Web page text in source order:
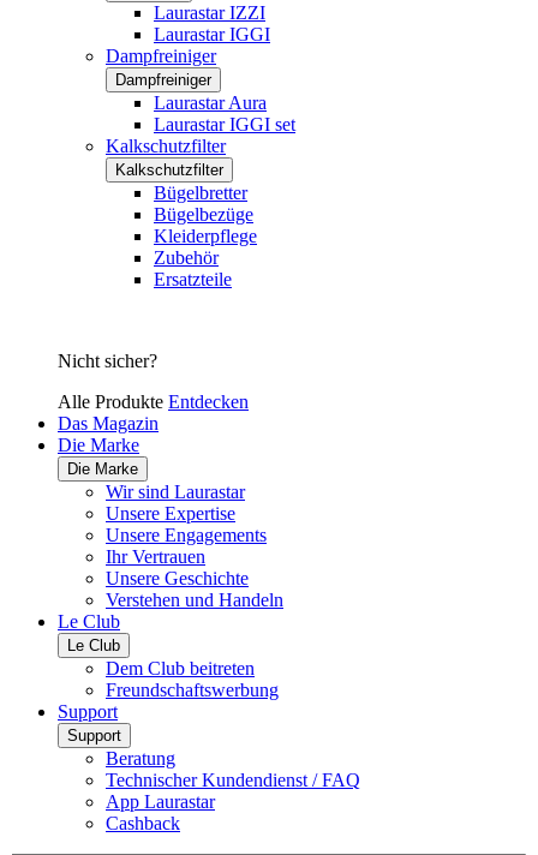
Laurastar IZZI
Laurastar IGGI
Dampfreiniger
Dampfreiniger
Laurastar Aura
Laurastar IGGI set
Kalkschutzfilter
Kalkschutzfilter
Bügelbretter
Bügelbezüge
Kleiderpflege
Zubehör
Ersatzteile
Nicht sicher?
Alle Produkte Entdecken
Das Magazin
Die Marke
Die Marke
Wir sind Laurastar
Unsere Expertise
Unsere Engagements
Ihr Vertrauen
Unsere Geschichte
Verstehen und Handeln
Le Club
Le Club
Dem Club beitreten
Freundschaftswerbung
Support
Support
Beratung
Technischer Kundendienst / FAQ
App Laurastar
Cashback